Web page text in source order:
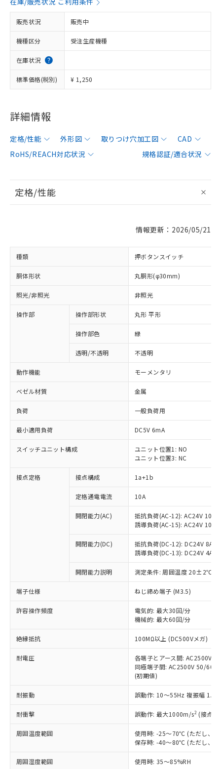
販売状況 販売中
機種区分 受注生産機種
在庫状況
標準価格(税別) ¥ 1,250
詳細情報
定格/性能 外形図 取りつけ穴加工図
CAD
RoHS/REACH対応状況
規格認証/適合状況
定格/性能
情報更新：2026/05/21
種類 押ボタンスイッチ
胴体形状 丸胴形(φ30mm)
照光/非照光 非照光
操作部 操作部形状 丸形 平形
操作部色 緑
透明/不透明 不透明
動作機能 モーメンタリ
ベゼル材質 金属
負荷 一般負荷用
最小適用負荷 DC5V 6mA
スイッチユニット構成
ユニット位置1: NO
ユニット位置3: NC
接点定格 接点構成 1a+1b
定格通電電流 10A
開閉能力(AC)
抵抗負荷(AC-12): AC24V 10A/
誘導負荷(AC-15): AC24V
開閉能力(DC)
抵抗負荷(DC-12): DC24V 8A/
誘導負荷(DC-13): DC24V 4A/
開閉能力説明 測定条件: 周囲温度 20±2℃、
端子仕様 ねじ締め端子 (M3.5)
許容操作頻度
電気的: 最大30回/分
機械的: 最大60回/分
絶縁抵抗 100MΩ以上 (DC500Vメガ)
耐電圧
各端子とアース間: AC2500V
同極端子間: AC2500V 50/
(初期値)
耐振動 誤動作: 10～55Hz 複振幅
耐衝撃 誤動作: 最大1000m/s2 (接点
周囲温度範囲
使用時: -25～70℃ (ただし、氷
保存時: -40～80℃ (ただし、氷
周囲湿度範囲 使用時: 35～85%RH
ご利用条件
以下の条件をお読みいただき、同意のうえ
本サービスは、当社制御機器事業取扱
商品の当社在庫状況および標準価格
(税抜)を提供させていただくもので
当社制御機器事業取扱商品の中には、
ことをご了承ください。
在庫状況および標準価格照会結果は、
記載している更新日時点での社内デー
タに基づき作成されるものであり、閲
覧された時点での実際の在庫および標
準価格とは異なる場合があることをご
対応済み：EU RoHS指令（10物質）の
非含有に対応した製品が提供可能な商品で
対応予定：EU RoHS指令（10物質）の非含
有に対応した製品に切り替える予定のある
対応予定なし：EU RoHS指令（10物質）の
非含有に非対応の商品で、対応品を出す予
定はありません。
調査・確認中：EU RoHS指令（10物質）の
非含有の対応状況を調査中または確認中の
非該当品：ライセンス料など無形物で、有
害物質有無と関係のない商品です。
仕入先様の事情により、非含有部品として
いたものが、含有品と判明した場合などや
むを得ず変更することがあります。
*EU RoHS指令（10物質）：
鉛(Pb) 1000ppm以下、 水銀(Hg) 1000ppm以下、 カド
六価クロム(Cr(Ⅵ)) 1000ppm以下、ポリ臭化ビフェニル
「○」：最大均質材料含有率が中国RoHSの
基準値以下であることを示します。
「×」：最大均質材料含有率が中国RoHSの
基準値を超えていることを示します。
「－」：未確認です。当社販売部門へお問
*中国RoHS10物質の基準値 (GB/T26572)：
Pb(鉛) :1000ppm、 Hg(水銀) : 1000ppm、 Cd(カドミウ
ム) : 100ppm、
当社は、これら貴社製品のうち、外国
為替および外国貿易法に定める商品
（以下｢規制貨物等」という）を輸出
または国外への提供する場合は、日本
国政府の輸出許可(または役務取引許
可)を取得するなどの必要な手続きを